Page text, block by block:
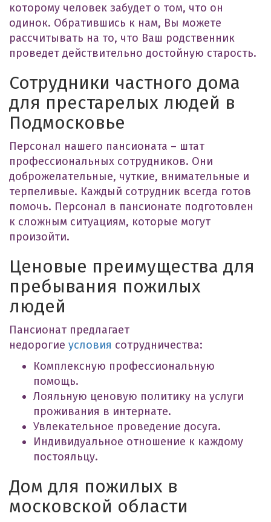
которому человек забудет о том, что он
одинок. Обратившись к нам, Вы можете
рассчитывать на то, что Ваш родственник
проведет действительно достойную старость.
Сотрудники частного дома
для престарелых людей в
Подмосковье
Персонал нашего пансионата – штат
профессиональных сотрудников. Они
доброжелательные, чуткие, внимательные и
терпеливые. Каждый сотрудник всегда готов
помочь. Персонал в пансионате подготовлен
к сложным ситуациям, которые могут
произойти.
Ценовые преимущества для
пребывания пожилых
людей
Пансионат предлагает
недорогие условия сотрудничества:
Комплексную профессиональную
помощь.
Лояльную ценовую политику на услуги
проживания в интернате.
Увлекательное проведение досуга.
Индивидуальное отношение к каждому
постояльцу.
Дом для пожилых в
московской области